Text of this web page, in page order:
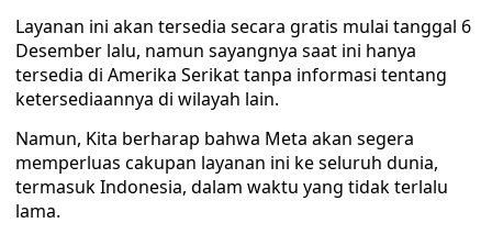
Layanan ini akan tersedia secara gratis mulai tanggal 6
Desember lalu, namun sayangnya saat ini hanya
tersedia di Amerika Serikat tanpa informasi tentang
ketersediaannya di wilayah lain.
Namun, Kita berharap bahwa Meta akan segera
memperluas cakupan layanan ini ke seluruh dunia,
termasuk Indonesia, dalam waktu yang tidak terlalu
lama.